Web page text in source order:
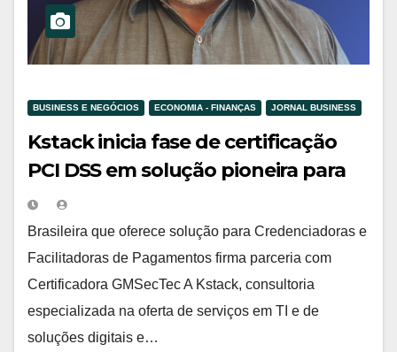
BUSINESS E NEGÓCIOS ECONOMIA - FINANÇAS JORNAL BUSINESS
Kstack inicia fase de certificação
PCI DSS em solução pioneira para
tratamento do Chargeback
Brasileira que oferece solução para Credenciadoras e
Facilitadoras de Pagamentos firma parceria com
Certificadora GMSecTec A Kstack, consultoria
especializada na oferta de serviços em TI e de
soluções digitais e…